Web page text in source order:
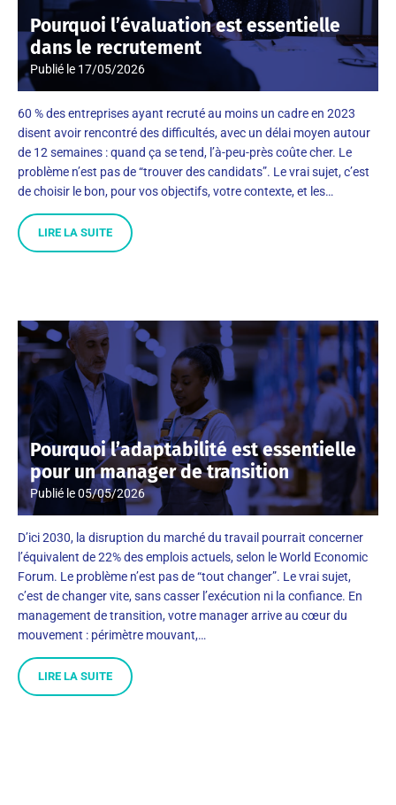
Pourquoi l’évaluation est essentielle
dans le recrutement
Publié le 17/05/2026
60 % des entreprises ayant recruté au moins un cadre en 2023
disent avoir rencontré des difficultés, avec un délai moyen autour
de 12 semaines : quand ça se tend, l’à-peu-près coûte cher. Le
problème n’est pas de “trouver des candidats”. Le vrai sujet, c’est
de choisir le bon, pour vos objectifs, votre contexte, et les…
LIRE LA SUITE
Pourquoi l’adaptabilité est essentielle
pour un manager de transition
Publié le05/05/2026
D’ici 2030, la disruption du marché du travail pourrait concerner
l’équivalent de 22% des emplois actuels, selon le World Economic
Forum. Le problème n’est pas de “tout changer”. Le vrai sujet,
c’est de changer vite, sans casser l’exécution ni la confiance. En
management de transition, votre manager arrive au cœur du
mouvement : périmètre mouvant,…
LIRE LA SUITE